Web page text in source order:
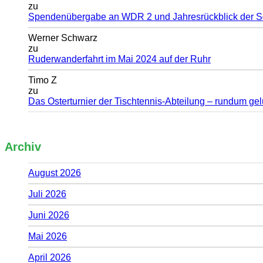
zu
Spendenübergabe an WDR 2 und Jahresrückblick der
Werner Schwarz
zu
Ruderwanderfahrt im Mai 2024 auf der Ruhr
Timo Z
zu
Das Osterturnier der Tischtennis-Abteilung – rundum
Archiv
August 2026
Juli 2026
Juni 2026
Mai 2026
April 2026